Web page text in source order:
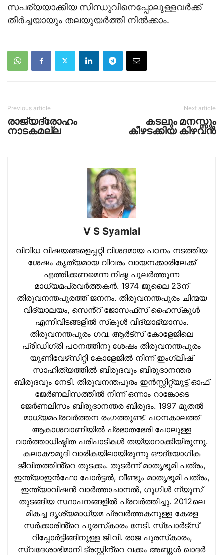
സപര്യയാക്കിയ സിന്ധുവിനെപ്പോലുള്ളവര്‍ക്ക്
തീര്‍ച്ചയായും തലയുയര്‍ത്തി നില്‍ക്കാം.
Previous article
രാജ്യദ്രോഹം
നാടകമല്ല
Next article
കടലും മനസ്സും
കീഴടക്കിയ കിഴവന്‍
V S Syamlal
വിവിധ വിഷയങ്ങളെപ്പറ്റി വിശദമായ പഠനം നടത്തിയ
ശേഷം കൃത്യമായ വിവരം വായനക്കാരിലേക്ക്
എത്തിക്കണമെന്ന നിഷ്ഠ പുലര്‍ത്തുന്ന
മാധ്യമപ്രവര്‍ത്തകന്‍. 1974 ജൂലൈ 23ന്
തിരുവനന്തപുരത്ത് ജനനം. തിരുവനന്തപുരം ചിന്മയ
വിദ്യാലയം, സെൻ്റ് ജോസഫ്‌സ് ഹൈസ്‌കൂള്‍
എന്നിവിടങ്ങളില്‍ സ്‌കൂള്‍ വിദ്യാഭ്യാസം.
തിരുവനന്തപുരം ഗവ. ആര്‍ട്‌സ് കോളേജിലെ
പ്രീഡിഗ്രി പഠനത്തിനു ശേഷം തിരുവനന്തപുരം
യൂണിവേഴ്‌സിറ്റി കോളേജില്‍ നിന്ന് ഇംഗ്ലീഷ്
സാഹിത്യത്തില്‍ ബിരുദവും ബിരുദാനന്തര
ബിരുദവും നേടി. തിരുവനന്തപുരം ഇന്‍സ്റ്റിറ്റ്യൂട്ട് ഓഫ്
ജേര്‍ണലിസത്തില്‍ നിന്ന് ഒന്നാം റാങ്കോടെ
ജേര്‍ണലിസം ബിരുദാനന്തര ബിരുദം. 1997 മുതല്‍
മാധ്യമപ്രവര്‍ത്തന രംഗത്തുണ്ട്. പഠനകാലത്ത്
ആകാശവാണിയില്‍ പ്രഭാതഭേരി പോലുള്ള
വാര്‍ത്താധിഷ്ഠിത പരിപാടികള്‍ തയ്യാറാക്കിയിരുന്നു.
കലാകൗമുദി വാരികയിലായിരുന്നു ഔദ്യോഗിക
ജീവിതത്തിൻ്റെ തുടക്കം. തുടര്‍ന്ന് മാതൃഭൂമി പത്രം,
ഇന്ത്യാഇന്‍ഫോ പോർട്ടൽ, വീണ്ടും മാതൃഭൂമി പത്രം,
ഇന്ത്യാവിഷന്‍ വാർത്താചാനൽ, ഗൂഗിൾ ന്യൂസ്
തുടങ്ങിയ സ്ഥാപനങ്ങളില്‍ പ്രവര്‍ത്തിച്ചു. 2012ലെ
മികച്ച ദൃശ്യമാധ്യമ പ്രവര്‍ത്തകനുള്ള കേരള
സർക്കാരിൻ്റെ പുരസ്‌കാരം നേടി. സ്പോർട്സ്
റിപ്പോർട്ടിങ്ങിനുള്ള ജി.വി. രാജ പുരസ്‌കാരം,
സ്വദേശാഭിമാനി ട്രസ്റ്റിൻ്റെ വക്കം അബ്ദുള്‍ ഖാദര്‍